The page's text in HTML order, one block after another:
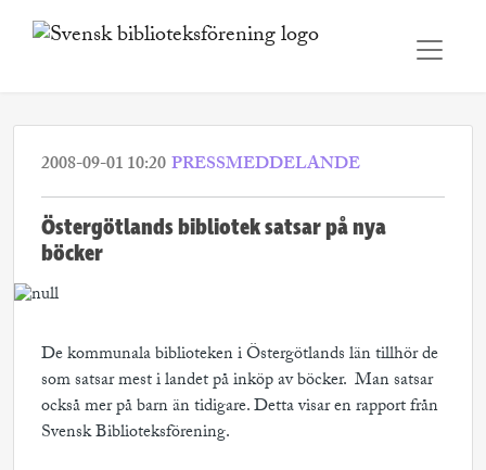
2008-09-01 10:20PRESSMEDDELANDE
Östergötlands bibliotek satsar på nya
böcker
De kommunala biblioteken i Östergötlands län tillhör de
som satsar mest i landet på inköp av böcker. Man satsar
också mer på barn än tidigare. Detta visar en rapport från
Svensk Biblioteksförening.